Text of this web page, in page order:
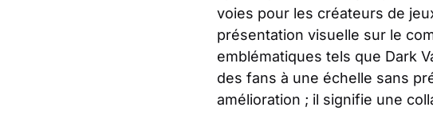
voies pour les créateurs de
présentation visuelle sur le
emblématiques tels que Dark
des fans à une échelle sans
amélioration ; il signifie une